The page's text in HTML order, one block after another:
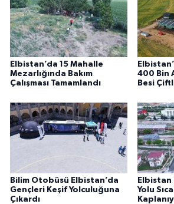
Elbistan’da 15 Mahalle
Mezarlığında Bakım
Çalışması Tamamlandı
400 Bin
Besi
Bilim Otobüsü Elbistan’da
Gençleri Keşif Yolculuğuna
Çıkardı
Elbistan
Yolu